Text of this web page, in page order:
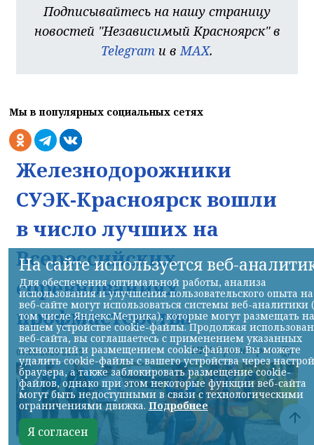
Подписывайтесь на нашу страницу
новостей "Независимый Красноярск" в
Telegram и в MAX.
Мы в популярных социальных сетях
Железнодорожники
СУЭК-Красноярск вошли
в число лучших на
Всероссийских
соревнованиях
профмастерства
07.08.2026 22:13 НИА-Красноярск
На сайте используется веб-
Для обеспечения оптимальной работы, анализа
использования и улучшения пользовательского опыта на
веб-сайте могут использоваться системы веб-аналитики
том числе Яндекс.Метрика), которые могут размещать на
вашем устройстве cookie-файлы. Продолжая
веб-сайта, вы соглашаетесь с применением указанных
технологий и размещением cookie-файлов. Вы можете
удалить cookie-файлы с вашего устройства через
браузера, а также заблокировать размещение cookie-
файлов, однако при этом некоторые функции веб-сайта
могут быть недоступными в связи с технологическими
ограничениями движка. Подробнее
Я согласен